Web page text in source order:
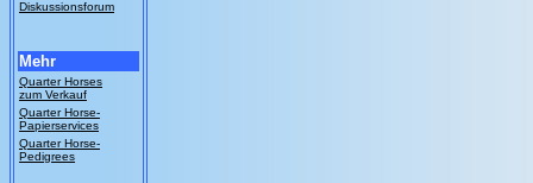
Diskussionsforum
Mehr
Quarter Horses
zum Verkauf
Quarter Horse-
Papierservices
Quarter Horse-
Pedigrees